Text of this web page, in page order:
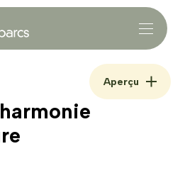
Aperçu